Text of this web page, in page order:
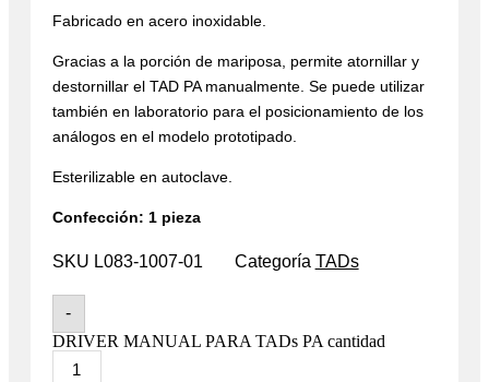
Fabricado en acero inoxidable.
Gracias a la porción de mariposa, permite atornillar y
destornillar el TAD PA manualmente. Se puede utilizar
también en laboratorio para el posicionamiento de los
análogos en el modelo prototipado.
Esterilizable en autoclave.
Confección: 1 pieza
SKU L083-1007-01 Categoría TADs
-
DRIVER MANUAL PARA TADs PA cantidad